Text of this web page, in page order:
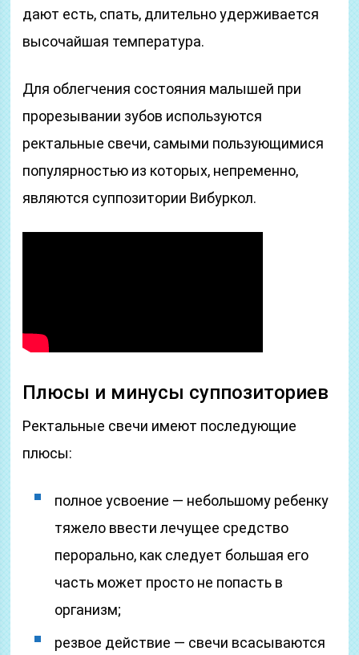
дают есть, спать, длительно удерживается
высочайшая температура.
Для облегчения состояния малышей при
прорезывании зубов используются
ректальные свечи, самыми пользующимися
популярностью из которых, непременно,
являются суппозитории Вибуркол.
Плюсы и минусы суппозиториев
Ректальные свечи имеют последующие
плюсы:
полное усвоение — небольшому ребенку
тяжело ввести лечущее средство
перорально, как следует большая его
часть может просто не попасть в
организм;
резвое действие — свечи всасываются